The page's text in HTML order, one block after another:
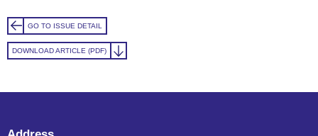
GO TO ISSUE DETAIL
DOWNLOAD ARTICLE (PDF)